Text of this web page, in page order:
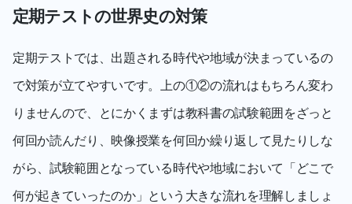
定期テストの世界史の対策
定期テストでは、出題される時代や地域が決まっているの
で対策が立てやすいです。上の①②の流れはもちろん変わ
りませんので、とにかくまずは教科書の試験範囲をざっと
何回か読んだり、映像授業を何回か繰り返して見たりしな
がら、試験範囲となっている時代や地域において「どこで
何が起きていったのか」という大きな流れを理解しましょ